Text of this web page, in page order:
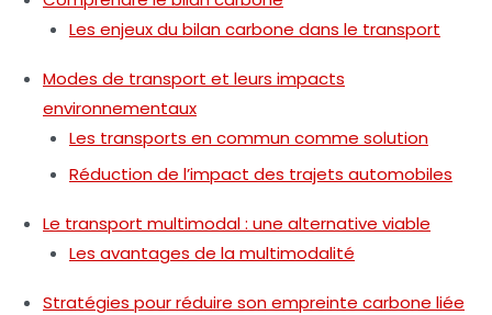
Les enjeux du bilan carbone dans le transport
Modes de transport et leurs impacts
environnementaux
Les transports en commun comme solution
Réduction de l’impact des trajets automobiles
Le transport multimodal : une alternative viable
Les avantages de la multimodalité
Stratégies pour réduire son empreinte carbone liée